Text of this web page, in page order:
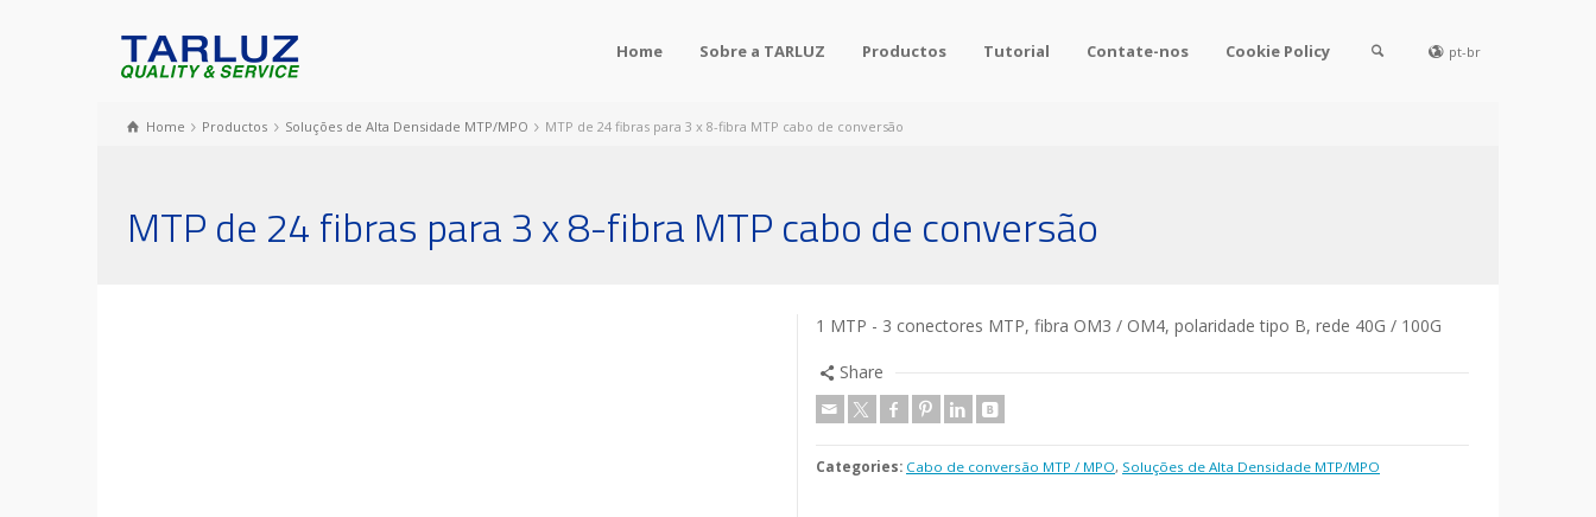
Home Sobre a TARLUZ Productos Tutorial Contate-nos Cookie Policy pt-br
Home Productos Soluções de Alta Densidade MTP/MPO MTP de 24 fibras para 3 x 8-fibra MTP cabo de conversão
MTP de 24 fibras para 3 x 8-fibra MTP cabo de conversão
1 MTP - 3 conectores MTP, fibra OM3 / OM4, polaridade tipo B, rede 40G / 100G
Share
Categories: Cabo de conversão MTP / MPO, Soluções de Alta Densidade MTP/MPO